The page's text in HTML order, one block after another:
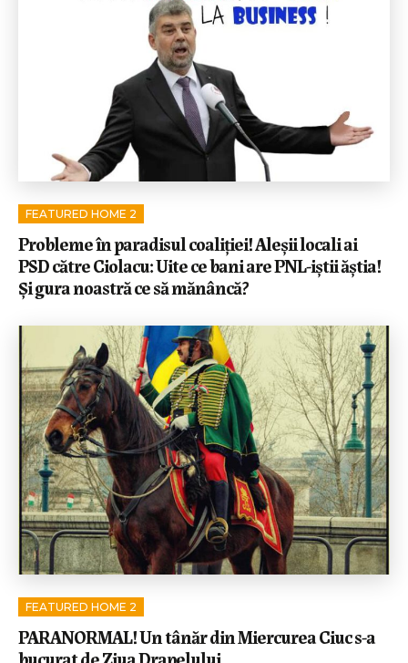
FEATURED HOME 2
Probleme în paradisul coaliției! Aleșii locali ai
PSD către Ciolacu: Uite ce bani are PNL-iștii ăștia!
Și gura noastră ce să mănâncă?
FEATURED HOME 2
PARANORMAL! Un tânăr din Miercurea Ciuc s-a